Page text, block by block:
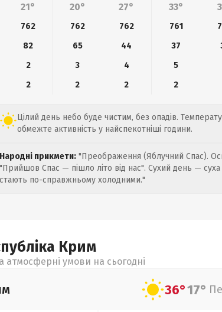
21° 20° 27° 33°
762 762 762 761
82 65 44 37
2 3 4 5
2 2 2 2
Цілий день небо буде чистим, без опадів.
обмежте активність у найспекотніші години.
Народні прикмети: "Преображення (Яблучний Спас).
"Прийшов Спас — пішло літо від нас". Сухий день —
стають по-справжньому холодними."
Крим
атмосферні умови на сьогодні
36°17°